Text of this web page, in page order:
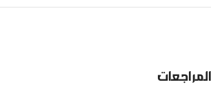
المراجعات